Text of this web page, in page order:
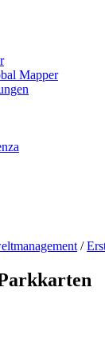
Mapper
/